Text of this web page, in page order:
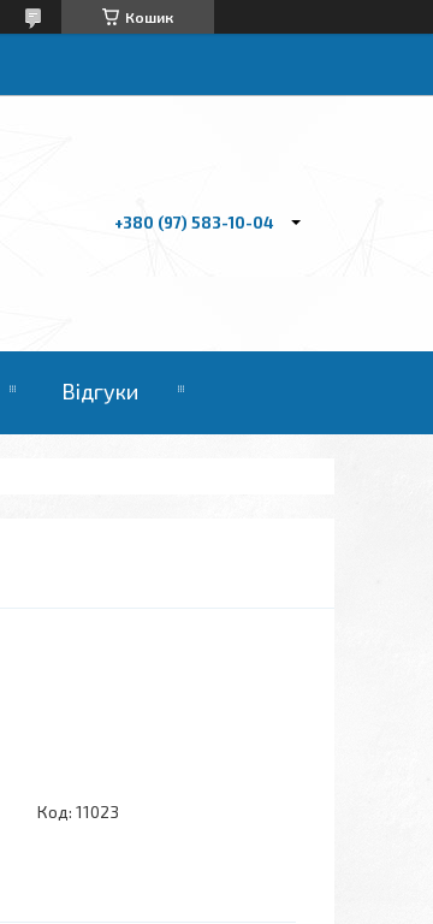
Кошик
+380 (97) 583-10-04
Відгуки
Код: 11023